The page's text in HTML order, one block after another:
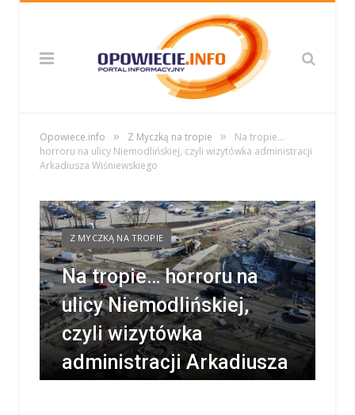
Opowiece.info » Z Myczką na tropie »
Na tropie…
horroru na ulicy Niemodlińskiej, czyli wizytówka administracji
Arkadiusza Wiśniewskiego
Z MYCZKĄ NA TROPIE
Na tropie… horroru na
ulicy Niemodlińskiej,
czyli wizytówka
administracji Arkadiusza